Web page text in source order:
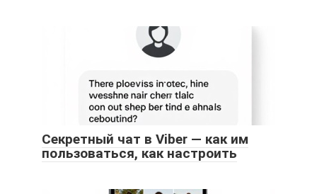
Секретный чат в Viber — как им
пользоваться, как настроить